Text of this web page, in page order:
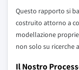
Questo rapporto si
costruito attorno a
modellazione
non solo su ricerche
Il Nostro